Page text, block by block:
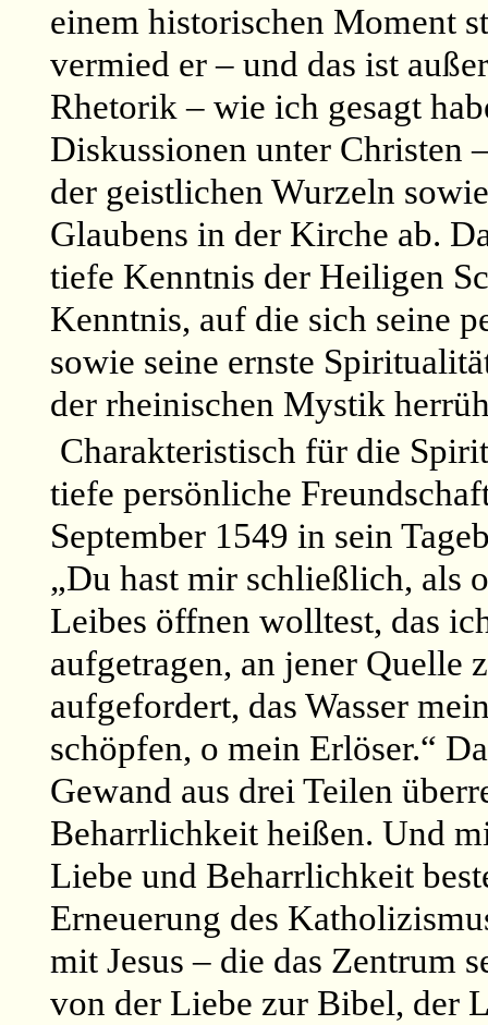
einem historischen Moment
vermied er – und das ist
Rhetorik – wie ich gesagt
Diskussionen unter Christen
der geistlichen Wurzeln
Glaubens in der Kirche ab.
tiefe Kenntnis der Heiligen
Kenntnis, auf die sich seine
sowie seine ernste
der rheinischen Mystik
Charakteristisch für die
tiefe persönliche
September 1549 in sein
„Du hast mir schließlich, als
Leibes öffnen wolltest, das
aufgetragen, an jener Quelle
aufgefordert, das Wasser
schöpfen, o mein Erlöser.“
Gewand aus drei Teilen
Beharrlichkeit heißen. Und
Liebe und Beharrlichkeit
Erneuerung des
mit Jesus – die das Zentrum
von der Liebe zur Bibel, der